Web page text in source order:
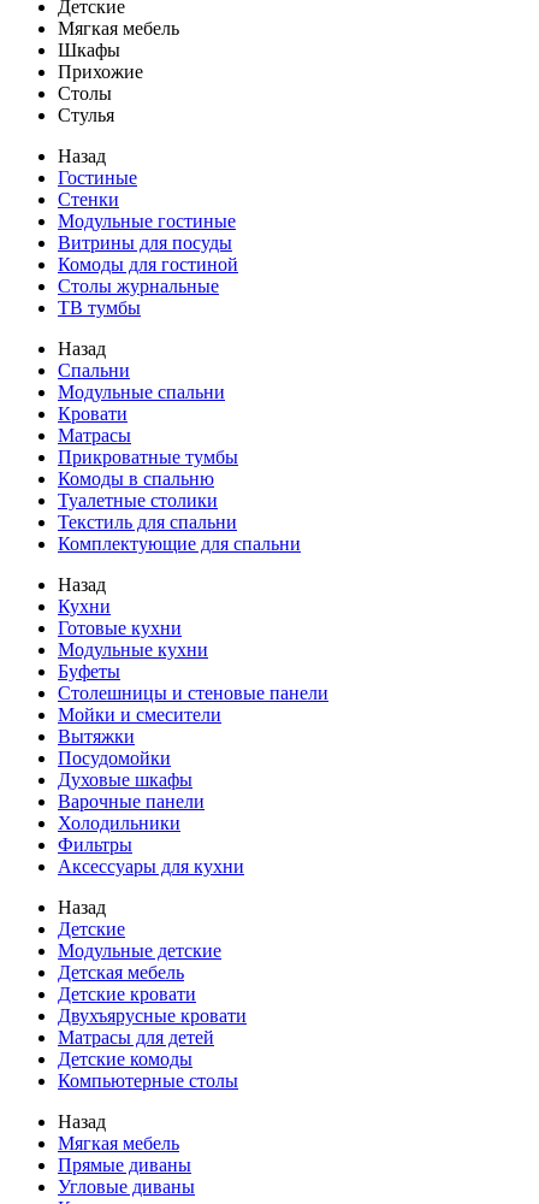
Детские
Мягкая мебель
Шкафы
Прихожие
Столы
Стулья
Назад
Гостиные
Стенки
Модульные гостиные
Витрины для посуды
Комоды для гостиной
Столы журнальные
ТВ тумбы
Назад
Спальни
Модульные спальни
Кровати
Матрасы
Прикроватные тумбы
Комоды в спальню
Туалетные столики
Текстиль для спальни
Комплектующие для спальни
Назад
Кухни
Готовые кухни
Модульные кухни
Буфеты
Столешницы и стеновые панели
Мойки и смесители
Вытяжки
Посудомойки
Духовые шкафы
Варочные панели
Холодильники
Фильтры
Аксессуары для кухни
Назад
Детские
Модульные детские
Детская мебель
Детские кровати
Двухъярусные кровати
Матрасы для детей
Детские комоды
Компьютерные столы
Назад
Мягкая мебель
Прямые диваны
Угловые диваны